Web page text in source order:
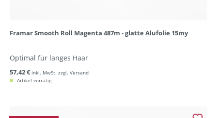
Framar Smooth Roll Magenta 487m - glatte Alufolie 15my
Optimal für langes Haar
57,42 € inkl. MwSt. zzgl. Versand
Artikel vorrätig